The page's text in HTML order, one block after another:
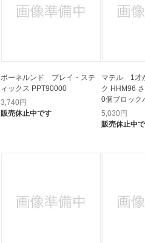
ボーネルンド プレイ・ステ
ィックス PPT90000
3,740円
販売休止中です
マテル 1才
ク HHM96
0個ブロック
5,030円
販売休止中